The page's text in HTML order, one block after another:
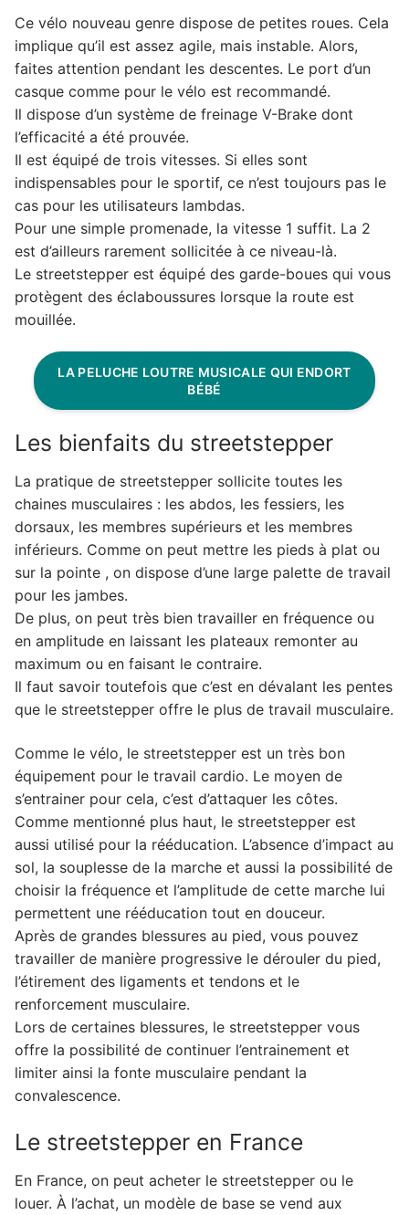
Ce vélo nouveau genre dispose de petites roues. Cela
implique qu’il est assez agile, mais instable. Alors,
faites attention pendant les descentes. Le port d’un
casque comme pour le vélo est recommandé.
Il dispose d’un système de freinage V-Brake dont
l’efficacité a été prouvée.
Il est équipé de trois vitesses. Si elles sont
indispensables pour le sportif, ce n’est toujours pas le
cas pour les utilisateurs lambdas.
Pour une simple promenade, la vitesse 1 suffit. La 2
est d’ailleurs rarement sollicitée à ce niveau-là.
Le streetstepper est équipé des garde-boues qui vous
protègent des éclaboussures lorsque la route est
mouillée.
LA PELUCHE LOUTRE MUSICALE QUI ENDORT
BÉBÉ
Les bienfaits du streetstepper
La pratique de streetstepper sollicite toutes les
chaines musculaires : les abdos, les fessiers, les
dorsaux, les membres supérieurs et les membres
inférieurs. Comme on peut mettre les pieds à plat ou
sur la pointe , on dispose d’une large palette de travail
pour les jambes.
De plus, on peut très bien travailler en fréquence ou
en amplitude en laissant les plateaux remonter au
maximum ou en faisant le contraire.
Il faut savoir toutefois que c’est en dévalant les pentes
que le streetstepper offre le plus de travail musculaire.
Comme le vélo, le streetstepper est un très bon
équipement pour le travail cardio. Le moyen de
s’entrainer pour cela, c’est d’attaquer les côtes.
Comme mentionné plus haut, le streetstepper est
aussi utilisé pour la rééducation. L’absence d’impact au
sol, la souplesse de la marche et aussi la possibilité de
choisir la fréquence et l’amplitude de cette marche lui
permettent une rééducation tout en douceur.
Après de grandes blessures au pied, vous pouvez
travailler de manière progressive le dérouler du pied,
l’étirement des ligaments et tendons et le
renforcement musculaire.
Lors de certaines blessures, le streetstepper vous
offre la possibilité de continuer l’entrainement et
limiter ainsi la fonte musculaire pendant la
convalescence.
Le streetstepper en France
En France, on peut acheter le streetstepper ou le
louer. À l’achat, un modèle de base se vend aux